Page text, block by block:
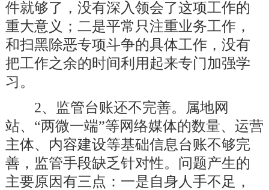
件就够了，没有深入领会了这项工作的
重大意义；二是平常只注重业务工作，
和扫黑除恶专项斗争的具体工作， 没有
把工作之余的时间利用起来专门加强学
习。
2、监管台账还不完善。
属地网
站、 “两微一端”等网络媒体的数量、运营
主体、内容建设等基础信息台账不够完
善，监管手段缺乏针对性。问题产生的
主要原因有三点：一是自身人手不足，